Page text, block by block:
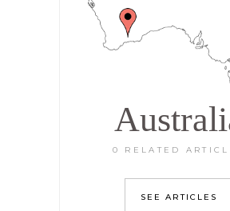
0 RELATED
SEE ARTICLES